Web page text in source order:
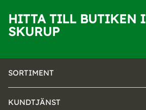
HITTA TILL BUTIKEN I
SKURUP
SORTIMENT
KUNDTJÄNST